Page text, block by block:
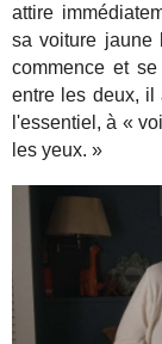
attire
sa voiture jaune
commence et
entre les deux, il
l'essentiel, à «
les yeux. »